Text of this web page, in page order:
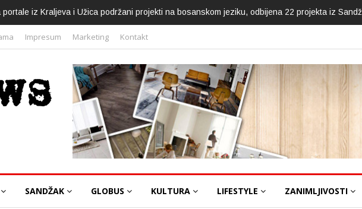
portale iz Kraljeva i Užica podržani projekti na bosanskom jeziku, odbijena 22 projekta iz
Impresum Marketing Kontakt
SANDŽAK GLOBUS KULTURA LIFESTYLE ZANIMLJIVOSTI